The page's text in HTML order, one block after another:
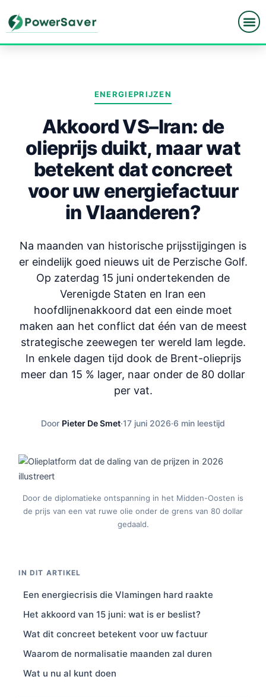
naar
ENERGIEPRIJZEN
Akkoord VS–Iran: de
olieprijs duikt, maar wat
betekent dat concreet
voor uw energiefactuur
in Vlaanderen?
Na maanden van historische prijsstijgingen is
er eindelijk goed nieuws uit de Perzische Golf.
Op zaterdag 15 juni ondertekenden de
Verenigde Staten en Iran een
hoofdlijnenakkoord dat een einde moet
maken aan het conflict dat één van de meest
strategische zeewegen ter wereld lam legde.
In enkele dagen tijd dook de Brent-olieprijs
meer dan 15 % lager, naar onder de 80 dollar
per vat.
Door Pieter De Smet·17 juni 2026·6 min leestijd
Door de diplomatieke ontspanning in het Midden-Oosten is
de prijs van een vat ruwe olie onder de grens van 80 dollar
gedaald.
IN DIT ARTIKEL
Een energiecrisis die Vlamingen hard raakte
Het akkoord van 15 juni: wat is er beslist?
Wat dit concreet betekent voor uw factuur
Waarom de normalisatie maanden zal duren
Wat u nu al kunt doen